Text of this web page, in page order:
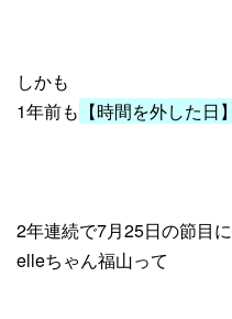
しかも
1年前も 【時間を外した日】
2年連続で7月25日の節目に
elleちゃん福山って